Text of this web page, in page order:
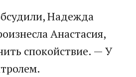
Надежда
Анастасия,
спокойствие. — У